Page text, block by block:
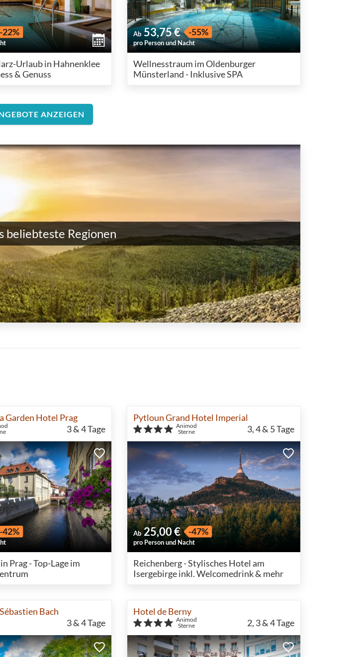
-22%
Urlaub in Hahnenklee
& Genuss
Ab 53,75 € -55%
pro Person und Nacht
Wellnesstraum im Oldenburger
Münsterland - Inklusive SPA
ANZEIGEN
beliebteste Regionen
Garden Hotel Prag
3 & 4Tage
-42%
Prag - Top-Lage im
Pytloun Grand Hotel Imperial
Animod
Sterne
3, 4 & 5Tage
Ab 25,00 € -47%
pro Person und Nacht
Reichenberg - Stylisches Hotel am
Isergebirge inkl. Welcomedrink & mehr
Bach
3 & 4Tage
Hotel de Berny
Animod
Sterne
2, 3 & 4Tage